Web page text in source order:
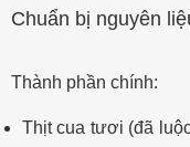
Chuẩn bị nguyên
Thành phần chính:
Thịt cua tươi (đã